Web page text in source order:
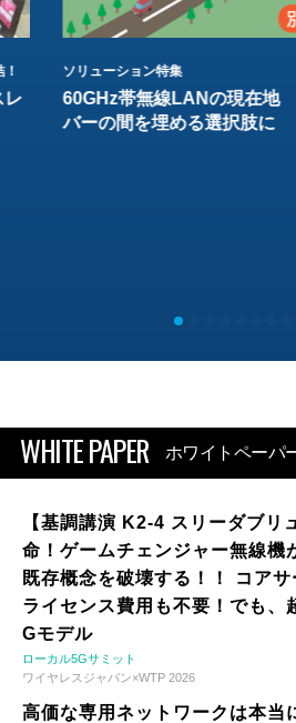
レ
ソリューション特集
60GHz帯無線LANの現在地
バーの間を埋める選択肢に
WHITE PAPER ホワイトペーパ
【基調講演 K2-4 スリーダブリ
命！ゲームチェンジャー無線機
既存概念を破壊する！！ コア
ライセンス費用も不要！でも
Gモデル
ローカル5Gサミット
ワイヤレスジャパン×WTP 2026
高価な専用ネットワークは本当